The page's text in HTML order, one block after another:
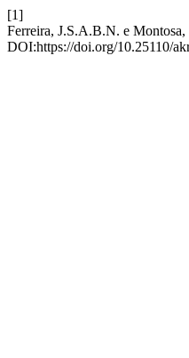
[1]
Ferreira, J.S.A.B.N. e
DOI:https://doi.org/10.25110/